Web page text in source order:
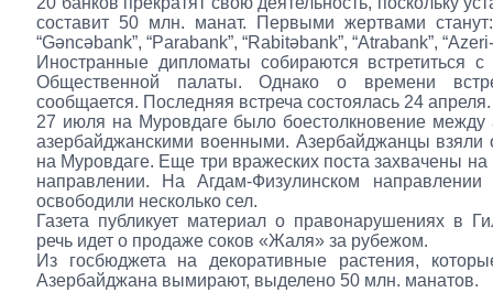
составит 50 млн. манат. Первыми жертвами станут:
“Gəncəbank”, “Parabank”, “Rabitəbank”, “Atrabank”,
Иностранные дипломаты собираются встретиться с
Общественной палаты. Однако о времени
сообщается. Последняя встреча состоялась 24 апреля.
27 июля на Муровдаге было боестолкновение между
азербайджанскими военными. Азербайджанцы взяли
на Муровдаге. Еще три вражеских поста захвачены на
направлении. На Агдам-Физулинском
освободили несколько сел.
Газета публикует материал о правонарушениях в
речь идет о продаже соков «Жаля» за рубежом.
Из госбюджета на декоративные растения,
Азербайджана вымирают, выделено 50 млн. манатов.